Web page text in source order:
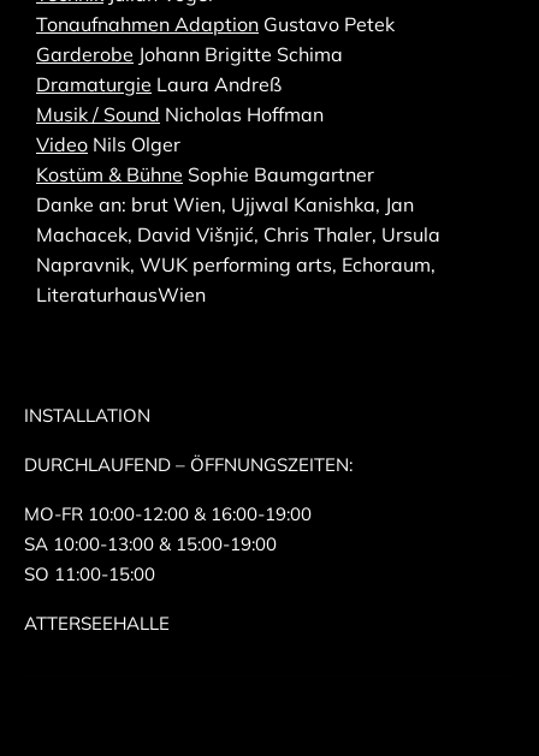
INSTALLATION
DURCHLAUFEND – ÖFFNUNGSZEITEN:
MO-FR 10:00-12:00 & 16:00-19:00
SA 10:00-13:00 & 15:00-19:00
SO 11:00-15:00
ATTERSEEHALLE
Tonaufnahmen Adaption Gustavo Petek
Garderobe Johann Brigitte Schima
Dramaturgie Laura Andreß
Musik / Sound Nicholas Hoffman
Video Nils Olger
Kostüm & Bühne Sophie Baumgartner
Danke an: brut Wien, Ujjwal Kanishka, Jan
Machacek, David Višnjić, Chris Thaler, Ursula
Napravnik, WUK performing arts, Echoraum,
LiteraturhausWien